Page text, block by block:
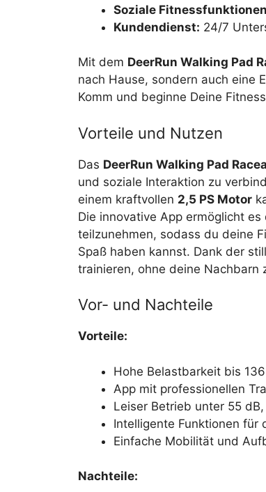
Soziale
Kundendienst: 24/7
Mit dem DeerRun Walking Pad
nach Hause, sondern auch eine
Komm und beginne Deine
Vorteile und Nutzen
Das DeerRun Walking Pad
und soziale Interaktion zu
einem kraftvollen 2,5 PS Motor
Die innovative App ermöglicht
teilzunehmen, sodass du deine
Spaß haben kannst. Dank der
trainieren, ohne deine
Vor- und Nachteile
Vorteile:
Hohe Belastbarkeit bis
App mit professionellen
Leiser Betrieb unter 55
Intelligente Funktionen für
Einfache Mobilität und
Nachteile: